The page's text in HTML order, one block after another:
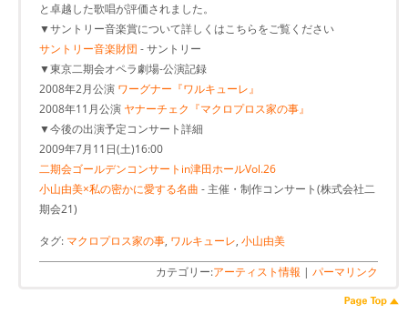
と卓越した歌唱が評価されました。
▼サントリー音楽賞について詳しくはこちらをご覧ください
サントリー音楽財団 - サントリー
▼東京二期会オペラ劇場-公演記録
2008年2月公演 ワーグナー『ワルキューレ』
2008年11月公演 ヤナーチェク『マクロプロス家の事』
▼今後の出演予定コンサート詳細
2009年7月11日(土)16:00
二期会ゴールデンコンサートin津田ホールVol.26
小山由美×私の密かに愛する名曲 - 主催・制作コンサート(株式会社二
期会21)
タグ: マクロプロス家の事, ワルキューレ, 小山由美
カテゴリー:アーティスト情報 | パーマリンク